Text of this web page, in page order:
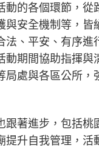
動的各個環節，
安全機制等，
、平安、有序
期間協助指揮
處與各區公所
跟著進步，包括
提升自我管理，